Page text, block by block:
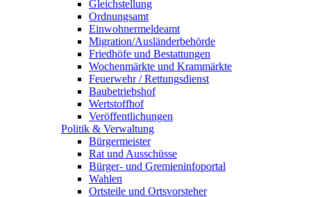
Gleichstellung
Ordnungsamt
Einwohnermeldeamt
Migration/Ausländerbehörde
Friedhöfe und Bestattungen
Wochenmärkte und Krammärkte
Feuerwehr / Rettungsdienst
Baubetriebshof
Wertstoffhof
Veröffentlichungen
Politik & Verwaltung
Bürgermeister
Rat und Ausschüsse
Bürger- und Gremieninfoportal
Wahlen
Ortsteile und Ortsvorsteher